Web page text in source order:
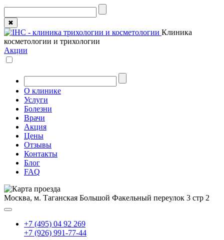
✖
Клиника
косметологии и трихологии
Акции
О клинике
Услуги
Болезни
Врачи
Акция
Цены
Отзывы
Контакты
Блог
FAQ
Москва, м. Таганская Большой Факельный переулок 3 стр 2
+7 (495) 04 92 269
+7 (926) 991-77-44